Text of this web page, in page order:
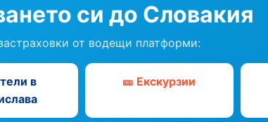
си до Словакия
от водещи платформи:
в
🎫 Екскурзии